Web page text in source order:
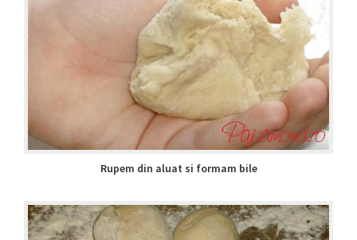
Rupem din aluat si formam bile